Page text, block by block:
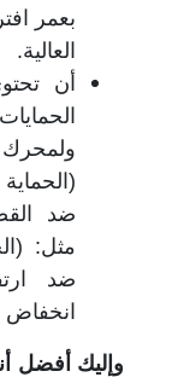
بعمر
العالية.
أن
ولمحرك
ضد
مثل:
ضد
انخفاض
وإليك أفضل